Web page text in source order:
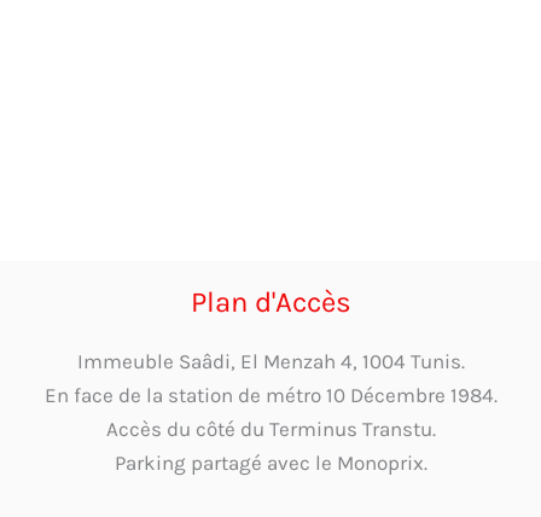
Plan d'Accès
Immeuble Saâdi, El Menzah 4, 1004 Tunis.
En face de la station de métro 10 Décembre 1984.
Accès du côté du Terminus Transtu.
Parking partagé avec le Monoprix.